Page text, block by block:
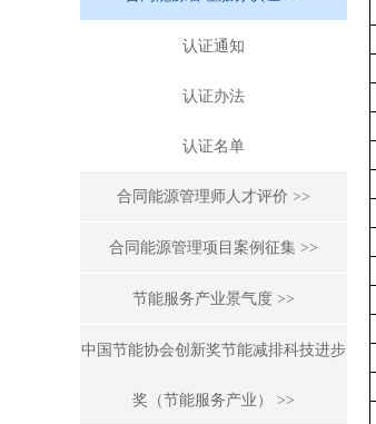
认证通知
认证办法
认证名单
合同能源管理师人才评价 >>
合同能源管理项目案例征集 >>
节能服务产业景气度 >>
中国节能协会创新奖节能减排科技进步
奖（节能服务产业） >>